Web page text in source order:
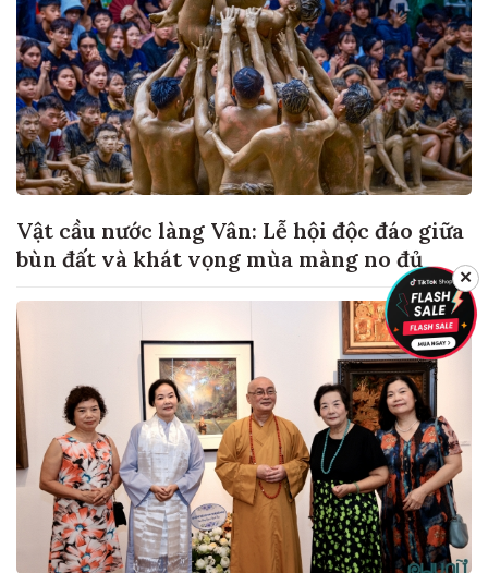
Vật cầu nước làng Vân: Lễ hội độc đáo giữa
bùn đất và khát vọng mùa màng no đủ
✕